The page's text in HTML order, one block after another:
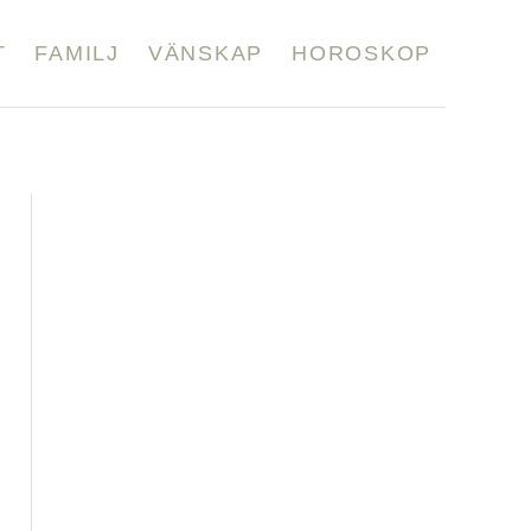
FAMILJ VÄNSKAP HOROSKOP